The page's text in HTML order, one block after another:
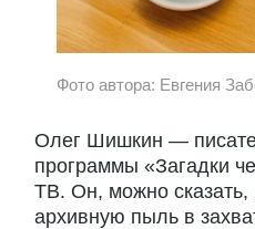
Фото автора: Евгения
Олег Шишкин —
программы «Загадки
ТВ. Он, можно
архивную пыль в